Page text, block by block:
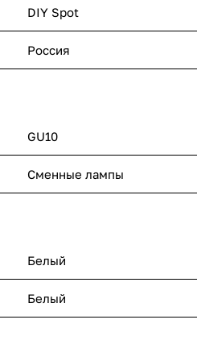
DIY Spot
Россия
GU10
Сменные лампы
Белый
Белый